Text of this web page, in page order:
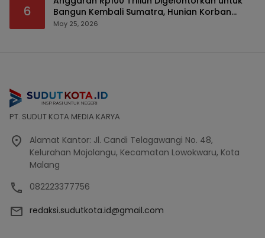
6
Bangun Kembali Sumatra, Hunian Korban
Bencana Bakal Difokuskan
May 25, 2026
PT. SUDUT KOTA MEDIA KARYA
Alamat Kantor: Jl. Candi Telagawangi No. 48,
Kelurahan Mojolangu, Kecamatan Lowokwaru, Kota
Malang
082223377756
redaksi.sudutkota.id@gmail.com